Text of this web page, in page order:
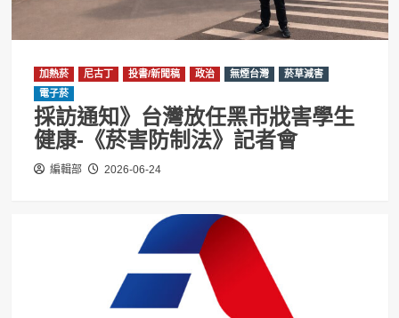
加熱菸 尼古丁 投書/新聞稿 政治 無煙台灣
菸草減害
電子菸
採訪通知》台灣放任黑市戕害學生
健康-《菸害防制法》記者會
編輯部 2026-06-24